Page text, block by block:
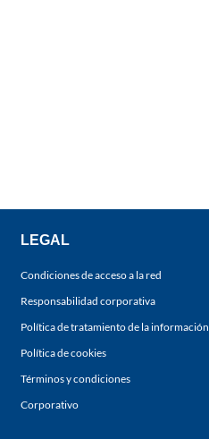
LEGAL
Condiciones de acceso a la red
Responsabilidad corporativa
Política de tratamiento de la información
Política de cookies
Términos y condiciones
Corporativo